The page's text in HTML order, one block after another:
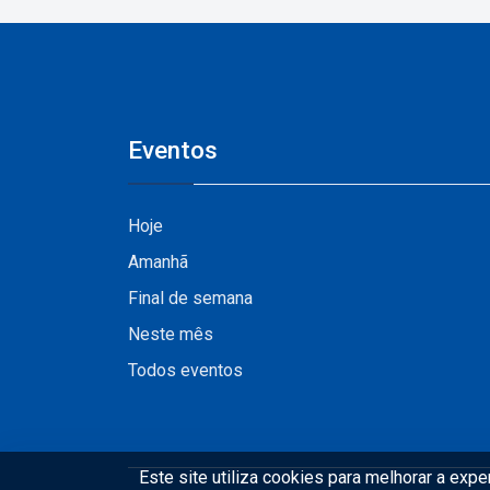
Vale do Pinhão
Este site utiliza cookies para melhorar a
Eventos
Hoje
Amanhã
Final de semana
Neste mês
Todos eventos